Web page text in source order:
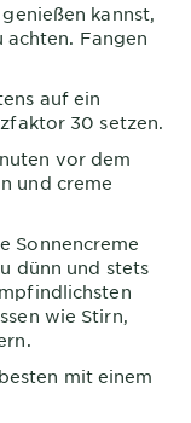
kannst,
Fangen
auf ein
30 setzen.
vor dem
und creme
Sonnencreme
dünn und stets
wie Stirn,
mit einem